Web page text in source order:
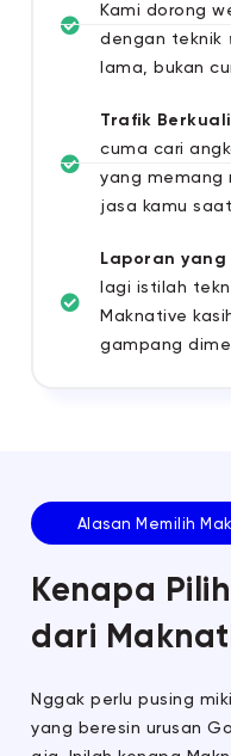
Kami dorong
dengan teknik
lama, bukan
Trafik
cuma cari
yang memang
jasa kamu
Laporan yang
lagi istilah
Maknative
gampang
Alasan Memilih
Kenapa Pilih
dari
Nggak perlu pusing
yang beresin urusan